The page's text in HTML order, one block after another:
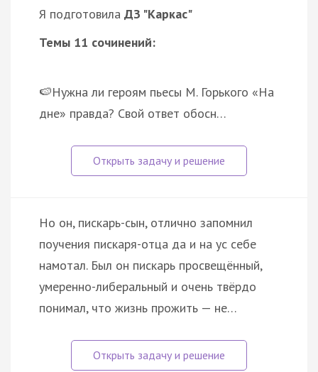
Я подготовила ДЗ "Каркас"
Темы 11 сочинений:
🍉Нужна ли героям пьесы М. Горького «На
дне» правда? Свой ответ обосн…
Но он, пискарь-сын, отлично запомнил
поучения пискаря-отца да и на ус себе
намотал. Был он пискарь просвещённый,
умеренно-либеральный и очень твёрдо
понимал, что жизнь прожить — не…